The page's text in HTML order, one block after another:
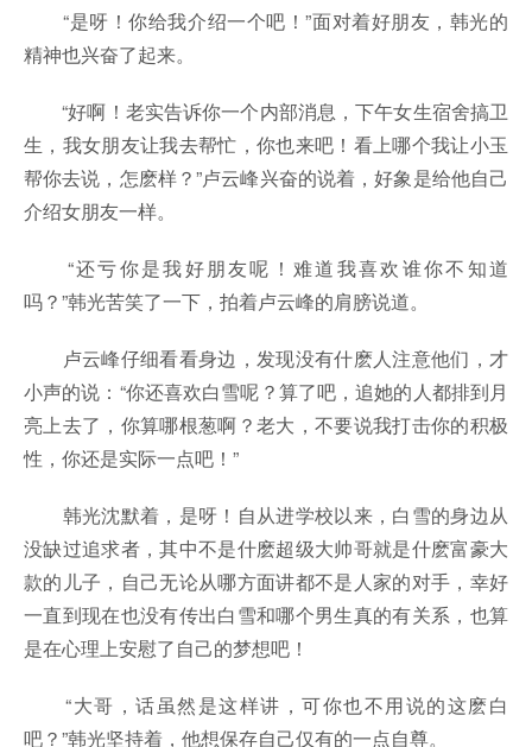
“是呀！你给我介绍一个吧！”面对着好朋友，韩光的
精神也兴奋了起来。
“好啊！老实告诉你一个内部消息，下午女生宿舍搞卫
生，我女朋友让我去帮忙，你也来吧！看上哪个我让小玉
帮你去说，怎麽样？”卢云峰兴奋的说着，好象是给他自己
介绍女朋友一样。
“还亏你是我好朋友呢！难道我喜欢谁你不知道
吗？”韩光苦笑了一下，拍着卢云峰的肩膀说道。
卢云峰仔细看看身边，发现没有什麽人注意他们，才
小声的说：“你还喜欢白雪呢？算了吧，追她的人都排到月
亮上去了，你算哪根葱啊？老大，不要说我打击你的积极
性，你还是实际一点吧！”
韩光沈默着，是呀！自从进学校以来，白雪的身边从
没缺过追求者，其中不是什麽超级大帅哥就是什麽富豪大
款的儿子，自己无论从哪方面讲都不是人家的对手，幸好
一直到现在也没有传出白雪和哪个男生真的有关系，也算
是在心理上安慰了自己的梦想吧！
“大哥，话虽然是这样讲，可你也不用说的这麽白
吧？”韩光坚持着，他想保存自己仅有的一点自尊。